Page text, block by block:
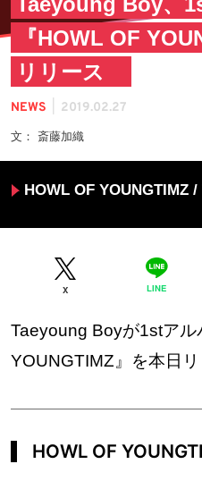
『HOWL OF
リリース
NEWS 2019.02.27
文： 斎藤加織
HOWL OF YOUNGTIMZ
X LINE
Taeyoung Boyが1stアル
YOUNGTIMZ』を本日リ
HOWL OF